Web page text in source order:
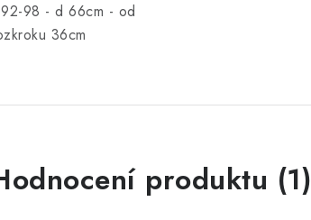
98 - d 66cm - od
36cm
produktu (1)